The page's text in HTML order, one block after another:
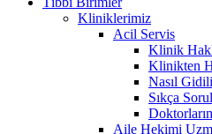
Kliniklerimiz
Acil Servis
Klinik
Klinikten
Nasıl
Sıkça
Aile Hekimi